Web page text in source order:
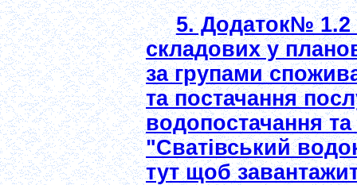
5. Додаток№ 1.2
складових у
за групами
та постачання
водопостачання
"Сватівський
тут щоб